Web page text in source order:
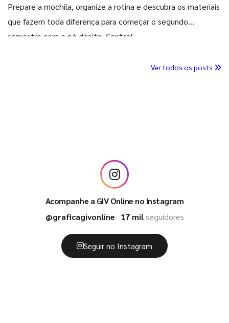
Prepare a mochila, organize a rotina e descubra os materiais
que fazem toda diferença para começar o segundo
semestre com o pé direito. Confira!
Ver todos os posts
Acompanhe a GIV Online no Instagram
@graficagivonline
17 milseguidores
Seguir no Instagram